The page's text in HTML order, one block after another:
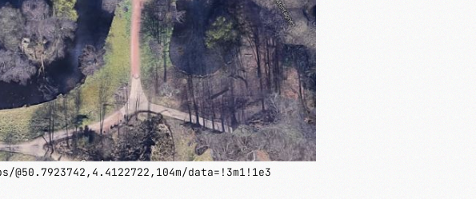
@50.7923742,4.4122722,104m/data=!3m1!1e3